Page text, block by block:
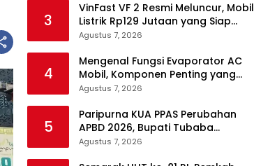
3
VinFast VF 2 Resmi Meluncur, Mobil
Listrik Rp129 Jutaan yang Siap
Jadi Alternatif Pengganti Motor
Agustus 7, 2026
4
Mengenal Fungsi Evaporator AC
Mobil, Komponen Penting yang
Sering Terlupakan
Agustus 7, 2026
5
Paripurna KUA PPAS Perubahan
APBD 2026, Bupati Tubaba
Targetkan Pendapatan Daerah
Agustus 7, 2026